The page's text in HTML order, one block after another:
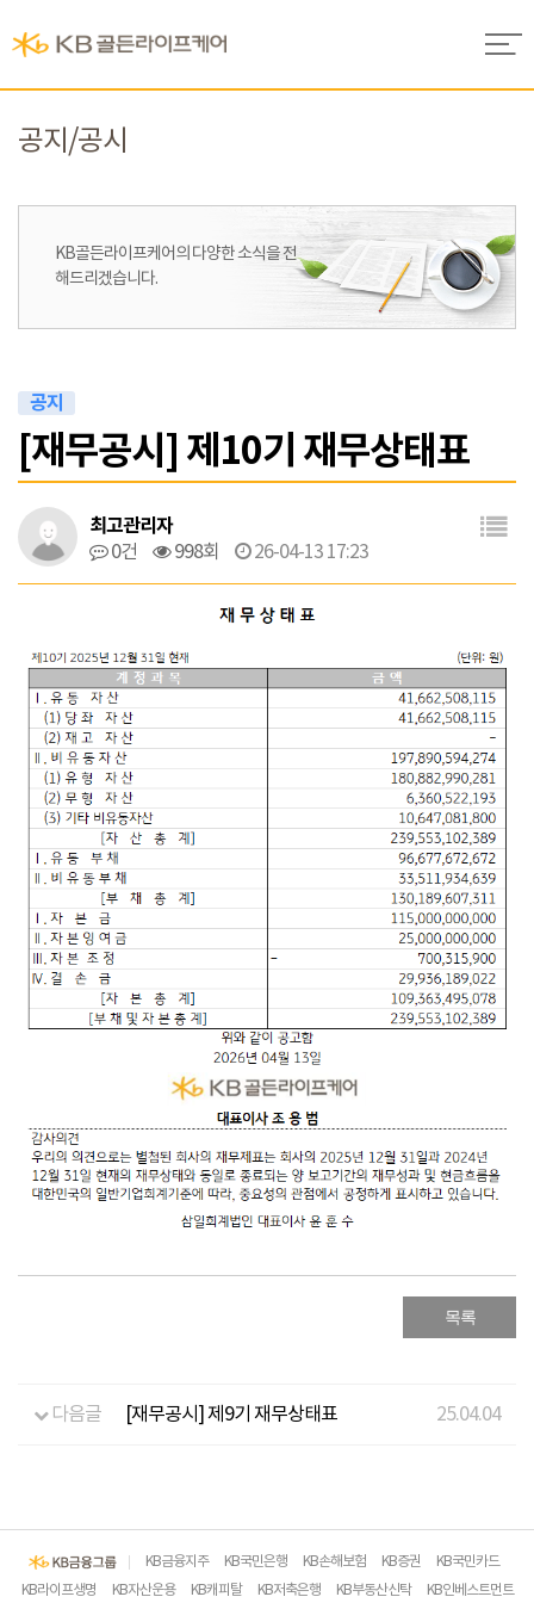
공지/공시
KB골든라이프케어의 다양한 소식을 전
해드리겠습니다.
공지
[재무공시] 제10기 재무상태표
최고관리자
0건 998회 26-04-13 17:23
목록
다음글 [재무공시] 제9기 재무상태표 25.04.04
KB금융지주 KB국민은행 KB손해보험 KB증권
KB국민카드
KB라이프생명
KB자산운용 KB캐피탈 KB저축은행 KB부동산신탁 KB인베스트먼트